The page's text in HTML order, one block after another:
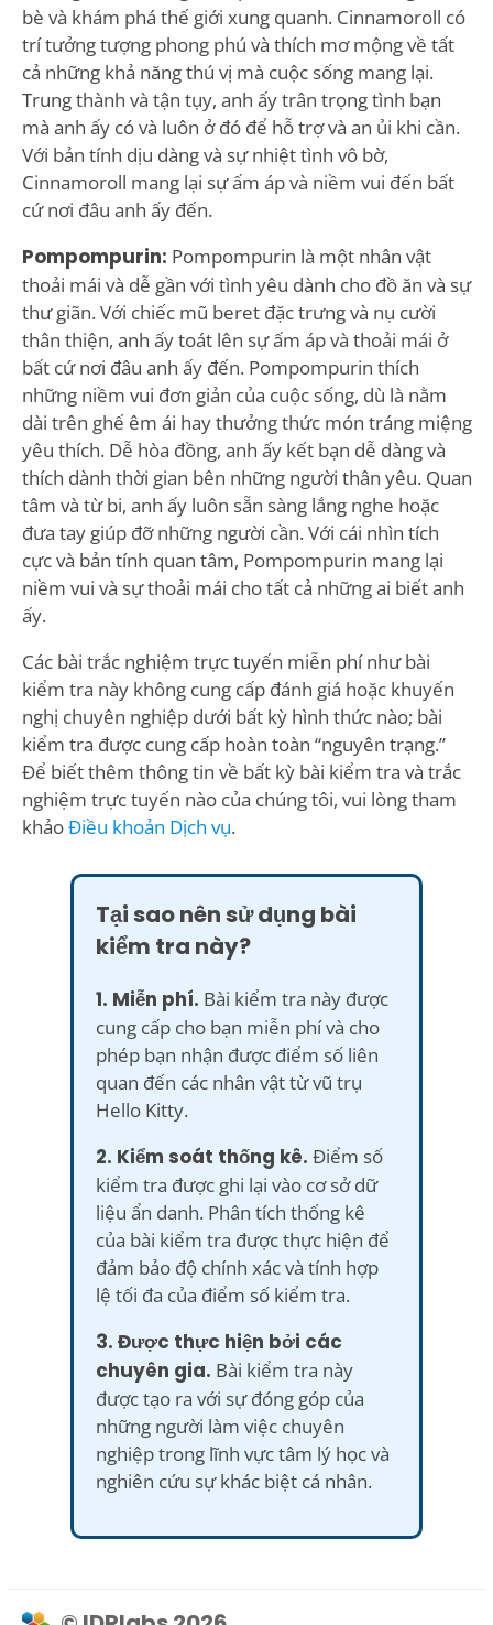
bè và khám phá thế giới xung quanh. Cinnamoroll có
trí tưởng tượng phong phú và thích mơ mộng về tất
cả những khả năng thú vị mà cuộc sống mang lại.
Trung thành và tận tụy, anh ấy trân trọng tình bạn
mà anh ấy có và luôn ở đó để hỗ trợ và an ủi khi cần.
Với bản tính dịu dàng và sự nhiệt tình vô bờ,
Cinnamoroll mang lại sự ấm áp và niềm vui đến bất
cứ nơi đâu anh ấy đến.
Pompompurin: Pompompurin là một nhân vật
thoải mái và dễ gần với tình yêu dành cho đồ ăn và sự
thư giãn. Với chiếc mũ beret đặc trưng và nụ cười
thân thiện, anh ấy toát lên sự ấm áp và thoải mái ở
bất cứ nơi đâu anh ấy đến. Pompompurin thích
những niềm vui đơn giản của cuộc sống, dù là nằm
dài trên ghế êm ái hay thưởng thức món tráng miệng
yêu thích. Dễ hòa đồng, anh ấy kết bạn dễ dàng và
thích dành thời gian bên những người thân yêu. Quan
tâm và từ bi, anh ấy luôn sẵn sàng lắng nghe hoặc
đưa tay giúp đỡ những người cần. Với cái nhìn tích
cực và bản tính quan tâm, Pompompurin mang lại
niềm vui và sự thoải mái cho tất cả những ai biết anh
ấy.
Các bài trắc nghiệm trực tuyến miễn phí như bài
kiểm tra này không cung cấp đánh giá hoặc khuyến
nghị chuyên nghiệp dưới bất kỳ hình thức nào; bài
kiểm tra được cung cấp hoàn toàn “nguyên trạng.”
Để biết thêm thông tin về bất kỳ bài kiểm tra và trắc
nghiệm trực tuyến nào của chúng tôi, vui lòng tham
khảoĐiều khoản Dịch vụ.
Tại sao nên sử dụng bài
kiểm tra này?
1. Miễn phí. Bài kiểm tra này được
cung cấp cho bạn miễn phí và cho
phép bạn nhận được điểm số liên
quan đến các nhân vật từ vũ trụ
Hello Kitty.
2. Kiểm soát thống kê. Điểm số
kiểm tra được ghi lại vào cơ sở dữ
liệu ẩn danh. Phân tích thống kê
của bài kiểm tra được thực hiện để
đảm bảo độ chính xác và tính hợp
lệ tối đa của điểm số kiểm tra.
3. Được thực hiện bởi các
chuyên gia. Bài kiểm tra này
được tạo ra với sự đóng góp của
những người làm việc chuyên
nghiệp trong lĩnh vực tâm lý học và
nghiên cứu sự khác biệt cá nhân.